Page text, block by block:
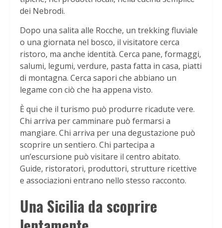
dei Nebrodi.
Dopo una salita alle Rocche, un trekking fluviale
o una giornata nel bosco, il visitatore cerca
ristoro, ma anche identità. Cerca pane, formaggi,
salumi, legumi, verdure, pasta fatta in casa, piatti
di montagna. Cerca sapori che abbiano un
legame con ciò che ha appena visto.
È qui che il turismo può produrre ricadute vere.
Chi arriva per camminare può fermarsi a
mangiare. Chi arriva per una degustazione può
scoprire un sentiero. Chi partecipa a
un’escursione può visitare il centro abitato.
Guide, ristoratori, produttori, strutture ricettive
e associazioni entrano nello stesso racconto.
Una Sicilia da scoprire